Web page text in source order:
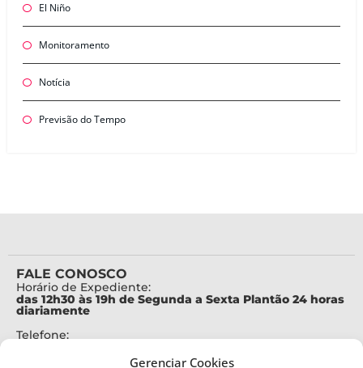
Gerenciar Cookies
El Niño
Monitoramento
Notícia
Previsão do Tempo
FALE CONOSCO
Horário de Expediente:
das 12h30 às 19h de Segunda a Sexta Plantão 24 horas
diariamente
Telefone: